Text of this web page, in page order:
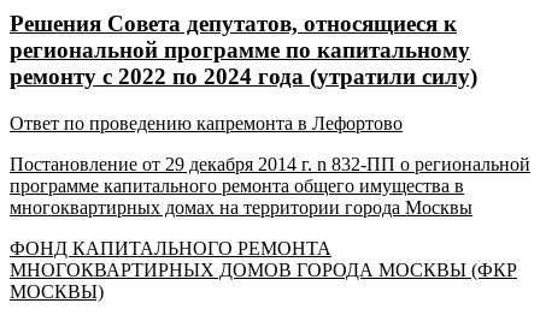
Решения Совета депутатов, относящиеся к
региональной программе по капитальному
ремонту с 2022 по 2024 года (утратили силу)
Ответ по проведению капремонта в Лефортово
Постановление от 29 декабря 2014 г. n 832-ПП о региональной
программе капитального ремонта общего имущества в
многоквартирных домах на территории города Москвы
ФОНД КАПИТАЛЬНОГО РЕМОНТА
МНОГОКВАРТИРНЫХ ДОМОВ ГОРОДА МОСКВЫ (ФКР
МОСКВЫ)